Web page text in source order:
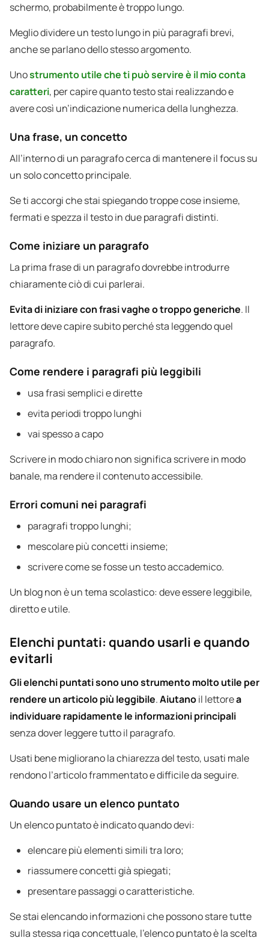
schermo, probabilmente è troppo lungo.
Meglio dividere un testo lungo in più paragrafi brevi,
anche se parlano dello stesso argomento.
Unostrumento utile che ti può servire è il mio conta
caratteri, per capire quanto testo stai realizzando e
avere così un’indicazione numerica della lunghezza.
Una frase, un concetto
All’interno di un paragrafo cerca di mantenere il focus su
un solo concetto principale.
Se ti accorgi che stai spiegando troppe cose insieme,
fermati e spezza il testo in due paragrafi distinti.
Come iniziare un paragrafo
La prima frase di un paragrafo dovrebbe introdurre
chiaramente ciò di cui parlerai.
Evita di iniziare con frasi vaghe o troppo generiche. Il
lettore deve capire subito perché sta leggendo quel
paragrafo.
Come rendere i paragrafi più leggibili
usa frasi semplici e dirette
evita periodi troppo lunghi
vai spesso a capo
Scrivere in modo chiaro non significa scrivere in modo
banale, ma rendere il contenuto accessibile.
Errori comuni nei paragrafi
paragrafi troppo lunghi;
mescolare più concetti insieme;
scrivere come se fosse un testo accademico.
Un blog non è un tema scolastico: deve essere leggibile,
diretto e utile.
Elenchi puntati: quando usarli e quando
evitarli
Gli elenchi puntati sono uno strumento molto utile per
rendere un articolo più leggibile.Aiutanoil lettorea
individuare rapidamente le informazioni principali
senza dover leggere tutto il paragrafo.
Usati bene migliorano la chiarezza del testo, usati male
rendono l’articolo frammentato e difficile da seguire.
Quando usare un elenco puntato
Un elenco puntato è indicato quando devi:
elencare più elementi simili tra loro;
riassumere concetti già spiegati;
presentare passaggi o caratteristiche.
Se stai elencando informazioni che possono stare tutte
sulla stessa riga concettuale, l’elenco puntato è la scelta